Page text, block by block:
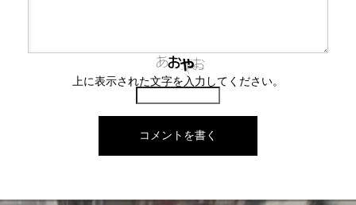
上に表示された文字を入力してください。